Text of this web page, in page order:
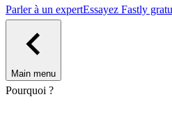
Parler à un expertEssayez Fastly
Main menu
Pourquoi ?